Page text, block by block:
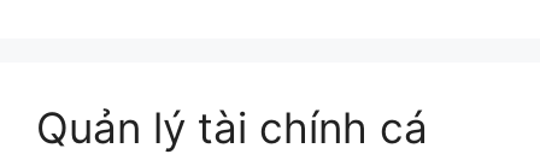
Quản lý tài chính cá